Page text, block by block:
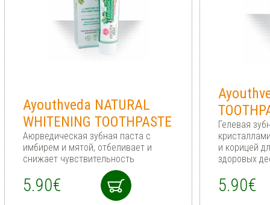
Ayouthveda NATURAL
WHITENING TOOTHPASTE
Аюрведическая зубная паста с
имбирем и мятой, отбеливает и
снижает чувствительность
5.90€
Гелевая
и корицей
здоровых
5.90€